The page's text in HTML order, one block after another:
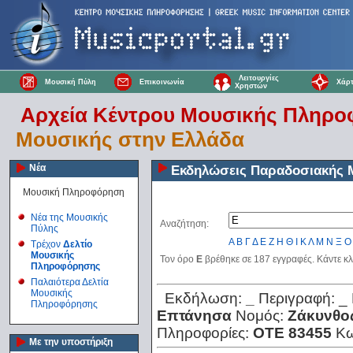
Μουσική Πύλη Επικοινωνία
Λειτουργίες
Χρηστών
Αρχεία Κέντρου Μουσικής
Μουσικής στην Ελλάδα
Νέα
Μουσική Πληροφόρηση
Νέα της Μουσικής
Πύλης
Τρέχον Δελτίο
Μουσικής
Πληροφόρησης
Παλαιότερα Δελτία
Μουσικής
Πληροφόρησης
Με την υποστήριξη
Εκδηλώσεις Παραδοσιακής
Αναζήτηση:
Α Β ΓΔ Ε Ζ Η Θ ΚΛ Μ Ν Ξ Ο
Τον όρο Ε βρέθηκε σε 187 εγγραφές. Κάντε
Εκδήλωση: Περιγραφή:
Επτάνησα Νομός:
Πληροφορίες: ΟΤΕ 83455